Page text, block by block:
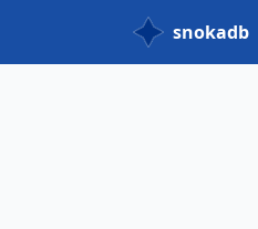
snokadb